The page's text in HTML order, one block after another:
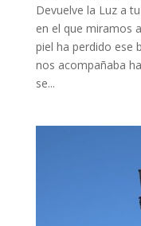
Devuelve la Luz a
en el que miramos
piel ha perdido ese
nos acompañaba
se...